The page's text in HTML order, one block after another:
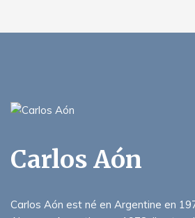
Carlos Aón
Carlos Aón est né en Argentine en